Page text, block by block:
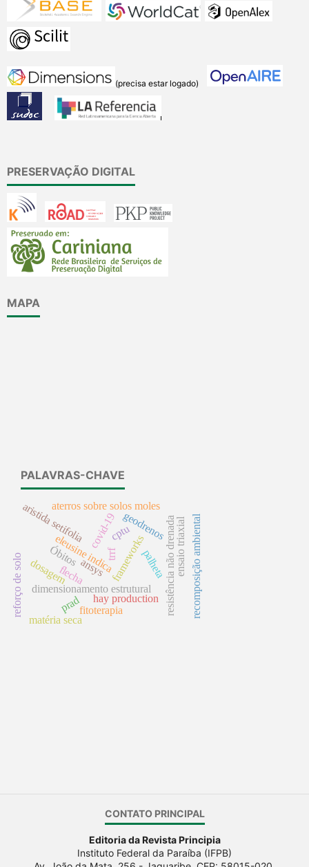
(precisa estar logado)
PRESERVAÇÃO DIGITAL
MAPA
PALAVRAS-CHAVE
frameworks
eleusine indicacptu
palhetaresistência não drenada
dimensionamento estrutural
trrf
Óbitos
covid-19
aristida setifolia
hay production
ansys
flecha ensaio triaxial
reforço de solo prad recomposição ambiental
matéria seca
dosagem
aterros sobre solos moles
geodrenos
fitoterapia
CONTATO PRINCIPAL
Editoria da Revista Principia
Instituto Federal da Paraíba (IFPB)